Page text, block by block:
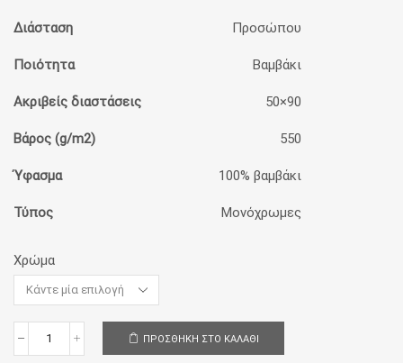
Διάσταση Προσώπου
Ποιότητα Βαμβάκι
Ακριβείς διαστάσεις 50×90
Βάρος (g/m2) 550
Ύφασμα 100% βαμβάκι
Τύπος Μονόχρωμες
Χρώμα
Πετσέτα
ΠΡΟΣΘΉΚΗ ΣΤΟ ΚΑΛΆΘΙ